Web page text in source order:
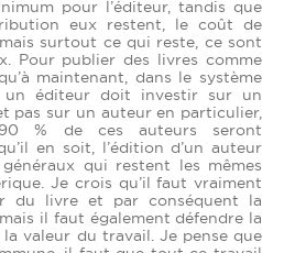
pour l’éditeur, tandis que
eux restent, le coût de
surtout ce qui reste, ce sont
Pour publier des livres comme
maintenant, dans le système
un éditeur doit investir sur un
pas sur un auteur en particulier,
% de ces auteurs seront
en soit, l’édition d’un auteur
qui restent les mêmes
Je crois qu’il faut vraiment
du livre et par conséquent la
il faut également défendre la
la valeur du travail. Je pense que